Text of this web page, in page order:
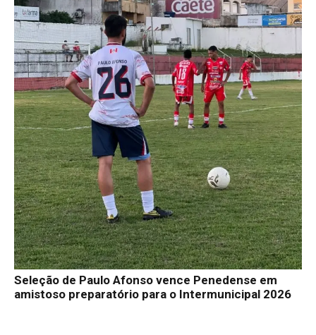
Seleção de Paulo Afonso vence Penedense em
amistoso preparatório para o Intermunicipal 2026